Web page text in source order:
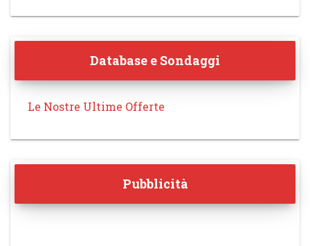
Database e Sondaggi
Le Nostre Ultime Offerte
Pubblicità